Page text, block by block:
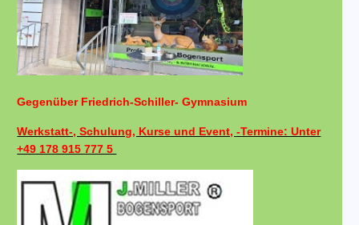
Gegenüber Friedrich-Schiller- Gymnasium
Werkstatt-, Schulung, Kurse und Event, -Termine: Unter
+49 178 915 777 5